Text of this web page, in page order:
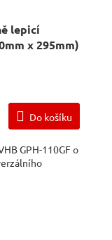
lepicí
x 295mm)
Do košíku
GPH-110GF o